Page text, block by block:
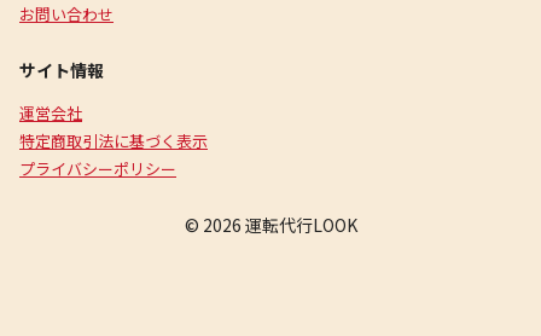
お問い合わせ
サイト情報
運営会社
特定商取引法に基づく表示
プライバシーポリシー
© 2026 運転代行LOOK